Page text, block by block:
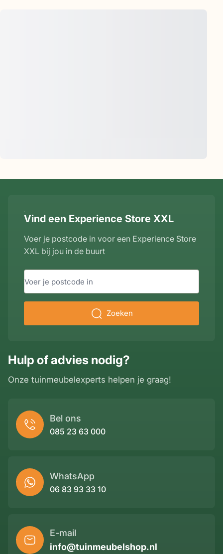
Hulp of advies nodig?
Onze tuinmeubelexperts helpen je graag!
Bel ons
085 23 63 000
WhatsApp
06 83 93 33 10
E-mail
info@tuinmeubelshop.nl
Vind een Experience Store XXL
Voer je postcode in voor een Experience Store
XXL bij jou in de buurt
Zoeken